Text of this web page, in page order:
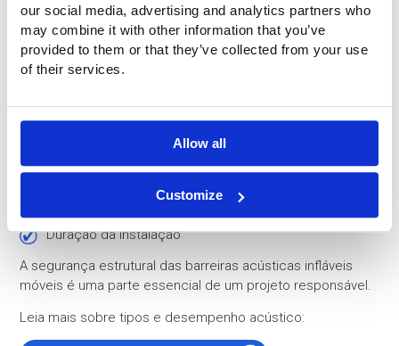
our social media, advertising and analytics partners who
may combine it with other information that you’ve
provided to them or that they’ve collected from your use
of their services.
Allow all
Customize
Avaliação baseada em projetos
Embora existam alturas padrão para as telas e princípios
localização
condições do solo
área ventosa
duração da instalação
A segurança estrutural das barreiras acústicas infláveis
móveis é uma parte essencial de um projeto responsável.
Leia mais sobre tipos e desempenho acústico: